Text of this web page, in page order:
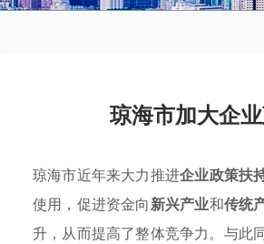
琼海市加大企
琼海市近年来大力推进企业政策扶
使用，促进资金向新兴产业和传统
升，从而提高了整体竞争力。与此